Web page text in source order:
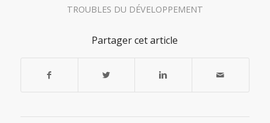
TROUBLES DU DÉVELOPPEMENT
Partager cet article